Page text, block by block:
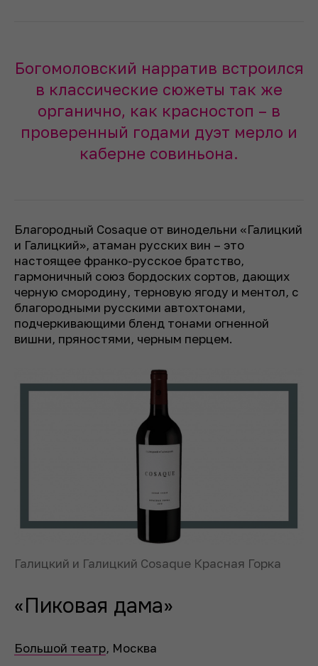
Богомоловский нарратив встроился
в классические сюжеты так же
органично, как красностоп – в
проверенный годами дуэт мерло и
каберне совиньона.
Благородный Cosaque от винодельни «Галицкий
и Галицкий», атаман русских вин – это
настоящее франко-русское братство,
гармоничный союз бордоских сортов, дающих
черную смородину, терновую ягоду и ментол, с
благородными русскими автохтонами,
подчеркивающими бленд тонами огненной
вишни, пряностями, черным перцем.
Галицкий и Галицкий Cosaque Красная Горка
«Пиковая дама»
Большой театр, Москва